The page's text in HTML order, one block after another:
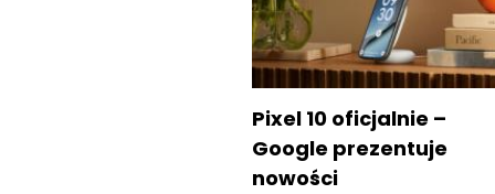
Pixel 10 oficjalnie –
Google prezentuje
nowości